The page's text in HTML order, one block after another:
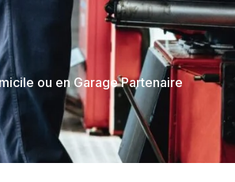
ou en Garage Partenaire